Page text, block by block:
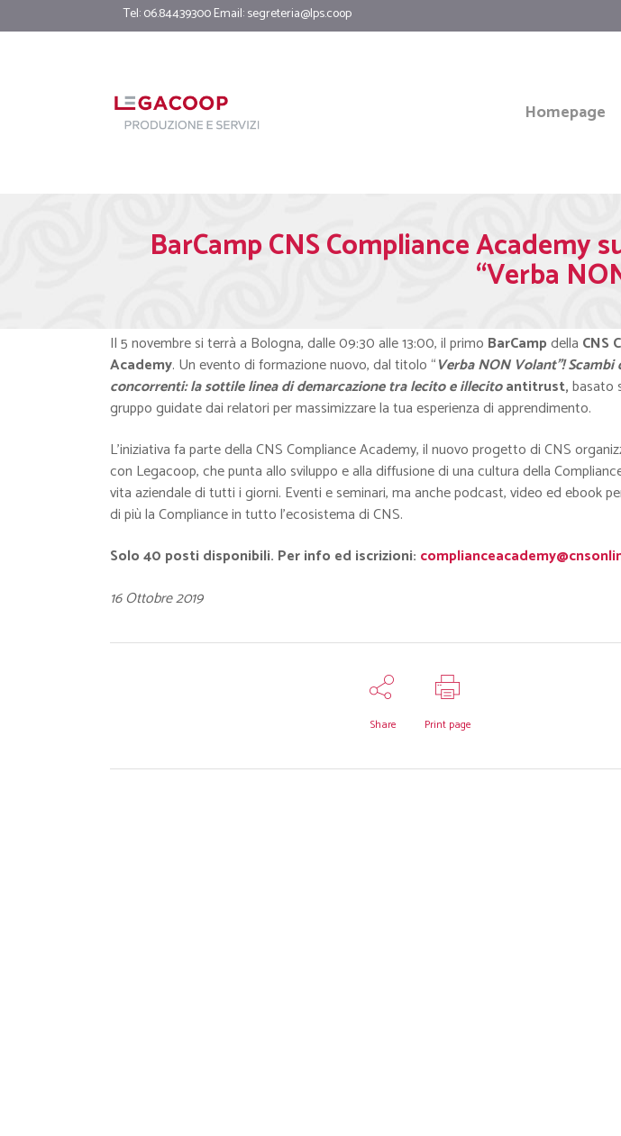
Tel: 06.84439300 Email:segreteria@lps.coop
Homepage
BarCamp CNS Compliance
“Verba
Il 5 novembre si terrà a Bologna, dalle 09:30 alle 13:00, il primo BarCampdella CNS
Academy. Un evento di formazione nuovo, dal titolo “Verba NON Volant”!
concorrenti: la sottile linea di demarcazione tra lecito e illecitoantitrust,basato
gruppo guidate dai relatori per massimizzare la tua esperienza di apprendimento.
L’iniziativa fa parte della CNS Compliance Academy, il nuovo progetto di CNS
con Legacoop, che punta allo sviluppo e alla diffusione di una cultura della
vita aziendale di tutti i giorni. Eventi e seminari, ma anche podcast, video ed ebook
di più la Compliance in tutto l’ecosistema di CNS.
Solo 40 posti disponibili. Per info ed iscrizioni:
16 Ottobre 2019
Share Print page